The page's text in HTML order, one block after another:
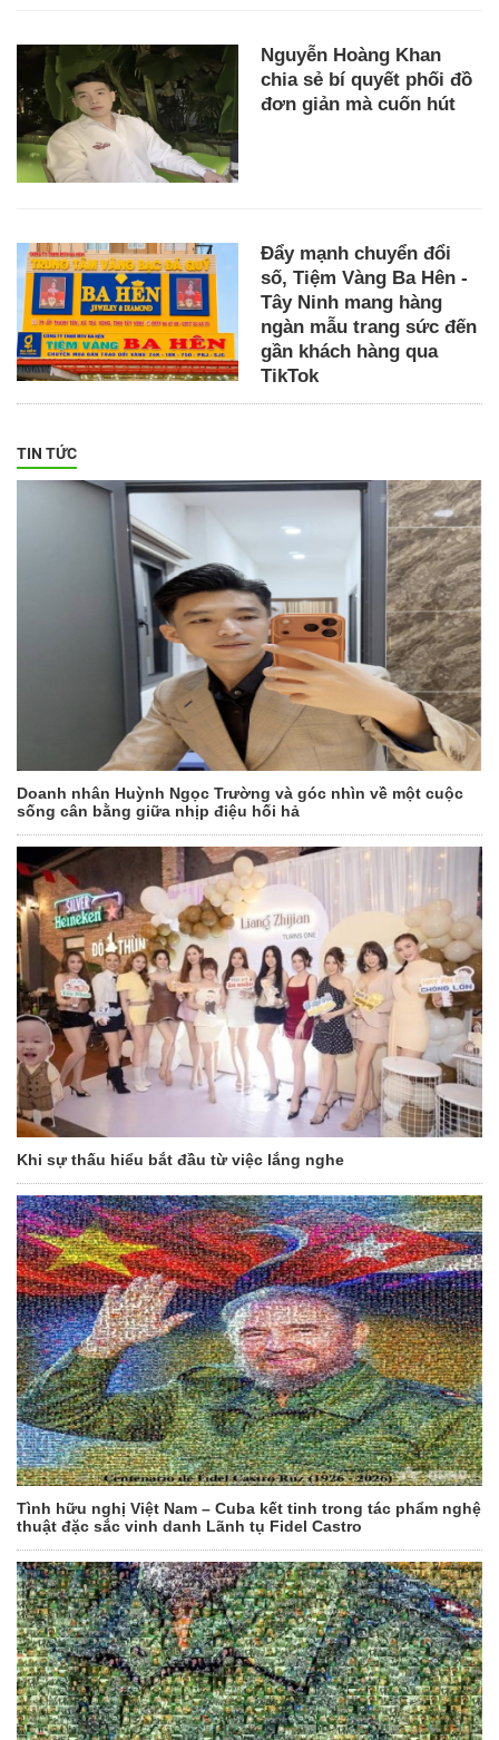
Nguyễn Hoàng Khan
chia sẻ bí quyết phối đồ
đơn giản mà cuốn hút
Đẩy mạnh chuyển đổi
số, Tiệm Vàng Ba Hên -
Tây Ninh mang hàng
ngàn mẫu trang sức đến
gần khách hàng qua
TikTok
TIN TỨC
Doanh nhân Huỳnh Ngọc Trường và góc nhìn về một cuộc
sống cân bằng giữa nhịp điệu hối hả
Khi sự thấu hiểu bắt đầu từ việc lắng nghe
Tình hữu nghị Việt Nam – Cuba kết tinh trong tác phẩm nghệ
thuật đặc sắc vinh danh Lãnh tụ Fidel Castro